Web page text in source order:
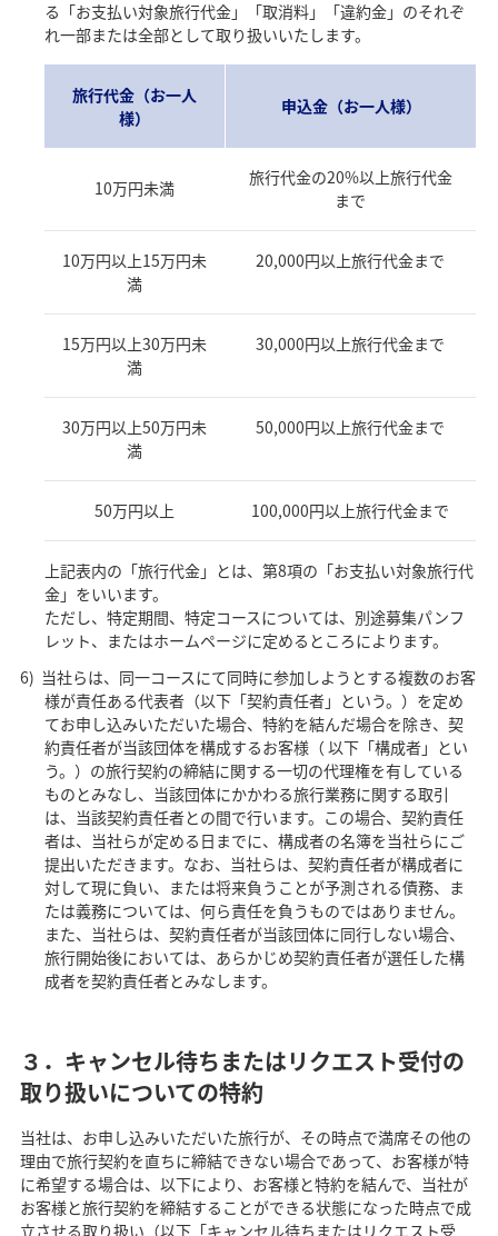
る「お支払い対象旅行代金」「取消料」「違約金」のそれぞ
れ一部または全部として取り扱いいたします。
旅行代金（お一人
様）
申込金（お一人様）
10万円未満
旅行代金の20%以上旅行代金
まで
10万円以上15万円未
満
20,000円以上旅行代金まで
15万円以上30万円未
満
30,000円以上旅行代金まで
30万円以上50万円未
満
50,000円以上旅行代金まで
50万円以上 100,000円以上旅行代金まで
上記表内の「旅行代金」とは、第8項の「お支払い対象旅行代
金」をいいます。
ただし、特定期間、特定コースについては、別途募集パンフ
レット、またはホームページに定めるところによります。
当社らは、同一コースにて同時に参加しようとする複数のお客
様が責任ある代表者（以下「契約責任者」という。）を定め
てお申し込みいただいた場合、特約を結んだ場合を除き、契
約責任者が当該団体を構成するお客様（ 以下「構成者」とい
う。）の旅行契約の締結に関する一切の代理権を有している
ものとみなし、当該団体にかかわる旅行業務に関する取引
は、当該契約責任者との間で行います。この場合、契約責任
者は、当社らが定める日までに、構成者の名簿を当社らにご
提出いただきます。なお、当社らは、契約責任者が構成者に
対して現に負い、または将来負うことが予測される債務、ま
たは義務については、何ら責任を負うものではありません。
また、当社らは、契約責任者が当該団体に同行しない場合、
旅行開始後においては、あらかじめ契約責任者が選任した構
成者を契約責任者とみなします。
３．キャンセル待ちまたはリクエスト受付の
取り扱いについての特約
当社は、お申し込みいただいた旅行が、その時点で満席その他の
理由で旅行契約を直ちに締結できない場合であって、お客様が特
に希望する場合は、以下により、お客様と特約を結んで、当社が
お客様と旅行契約を締結することができる状態になった時点で成
立させる取り扱い（以下「キャンセル待ちまたはリクエスト受